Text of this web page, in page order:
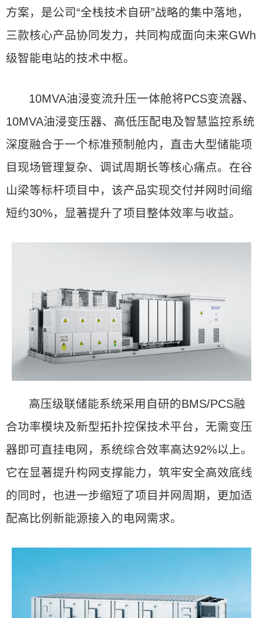
方案，是公司“全栈技术自研”战略的集中落地，
三款核心产品协同发力，共同构成面向未来GWh
级智能电站的技术中枢。
10MVA油浸变流升压一体舱将PCS变流器、
10MVA油浸变压器、高低压配电及智慧监控系统
深度融合于一个标准预制舱内，直击大型储能项
目现场管理复杂、调试周期长等核心痛点。在谷
山梁等标杆项目中，该产品实现交付并网时间缩
短约30%，显著提升了项目整体效率与收益。
高压级联储能系统采用自研的BMS/PCS融
合功率模块及新型拓扑控保技术平台，无需变压
器即可直挂电网，系统综合效率高达92%以上。
它在显著提升构网支撑能力，筑牢安全高效底线
的同时，也进一步缩短了项目并网周期，更加适
配高比例新能源接入的电网需求。